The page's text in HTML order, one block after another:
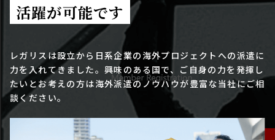
活躍が可能です
レガリスは設立から日系企業の海外プロジェクトへの派遣に
力を入れてきました。興味のある国で、ご自身の力を発揮し
たいとお考えの方は海外派遣のノウハウが豊富な当社にご相
談ください。